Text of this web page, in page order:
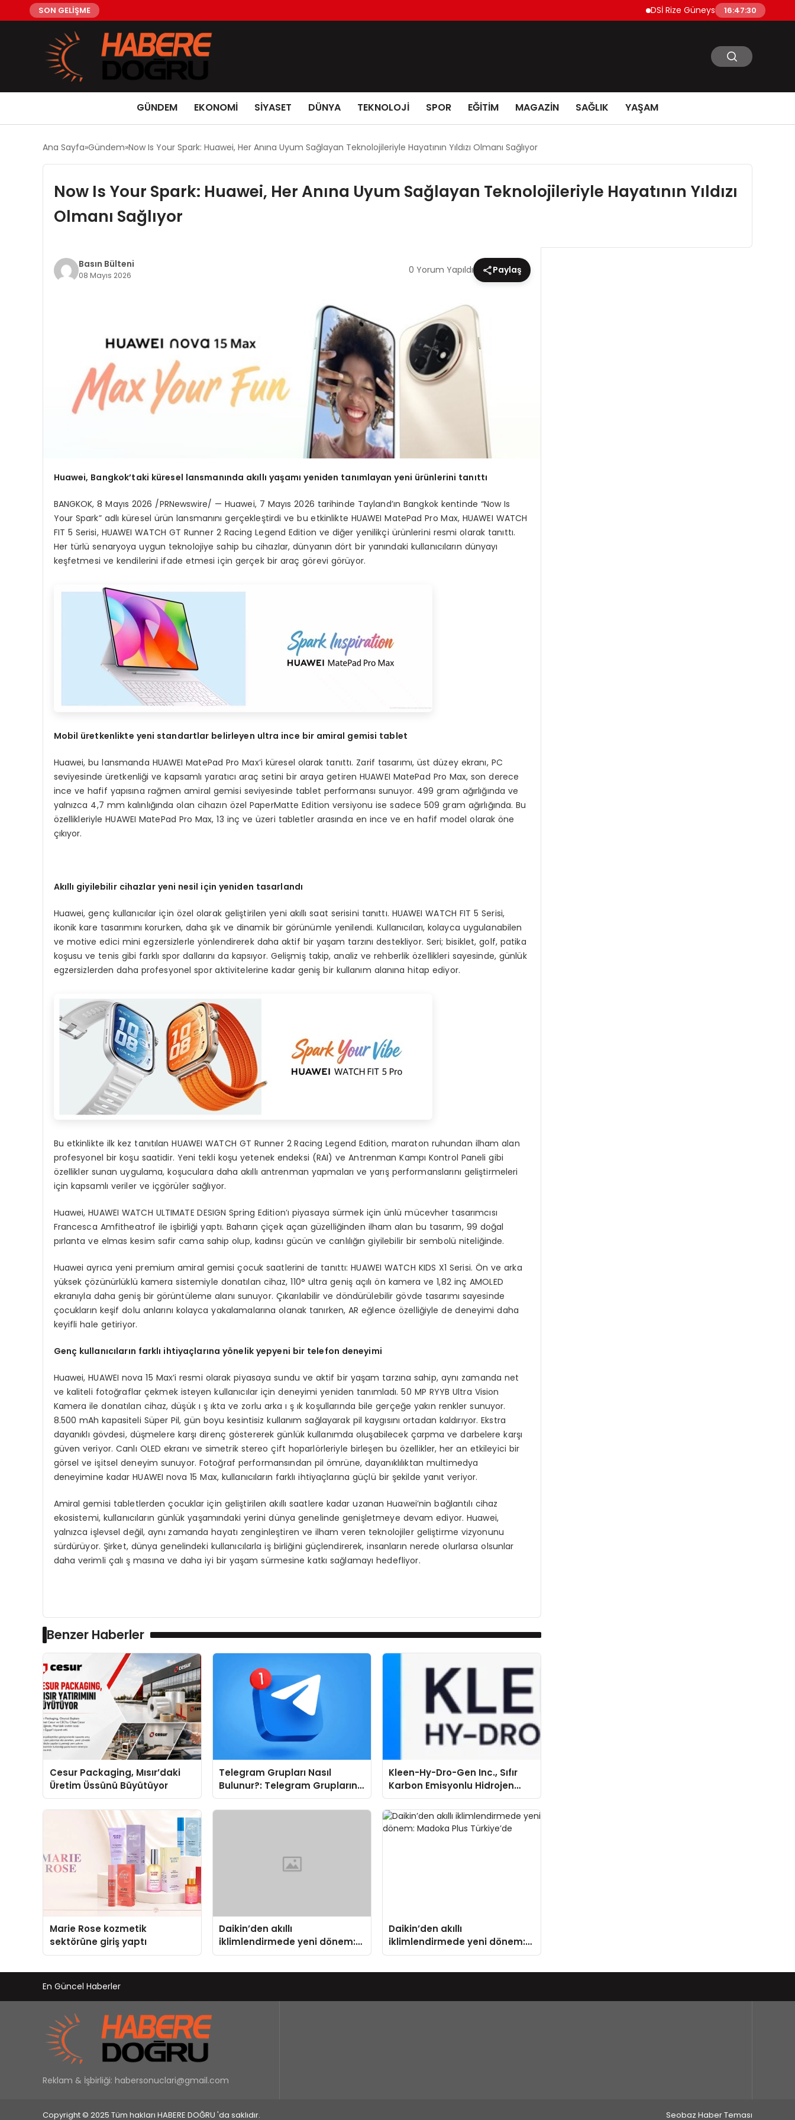
SON GELİŞME DSİ Rize Güneysu İçme Suyu Projesi İçin
16:47:31
GÜNDEM EKONOMİ SİYASET DÜNYA TEKNOLOJİ SPOR EĞİTİM MAGAZİN SAĞLIK YAŞAM
Ana Sayfa Gündem Now Is Your Spark: Huawei, Her Anına Uyum Sağlayan Teknolojileriyle Hayatının Yıldızı Olmanı Sağlıyor
Now Is Your Spark: Huawei, Her Anına Uyum Sağlayan Teknolojileriyle Hayatının Yıldızı
Olmanı Sağlıyor
Basın Bülteni
08 Mayıs 2026 0 Yorum Yapıldı Paylaş
Huawei, Bangkok’taki küresel lansmanında akıllı yaşamı yeniden tanımlayan yeni ürünlerini tanıttı
BANGKOK,8 Mayıs 2026 /PRNewswire/ — Huawei, 7 Mayıs 2026 tarihinde Tayland’ın Bangkok kentinde “Now Is
Your Spark” adlı küresel ürün lansmanını gerçekleştirdi ve bu etkinlikte HUAWEI MatePad Pro Max, HUAWEI WATCH
FIT 5 Serisi, HUAWEI WATCH GT Runner 2 Racing Legend Edition ve diğer yenilikçi ürünlerini resmi olarak tanıttı.
Her türlü senaryoya uygun teknolojiye sahip bu cihazlar, dünyanın dört bir yanındaki kullanıcıların dünyayı
keşfetmesi ve kendilerini ifade etmesi için gerçek bir araç görevi görüyor.
Mobil üretkenlikte yeni standartlar belirleyen ultra ince bir amiral gemisi tablet
Huawei, bu lansmanda HUAWEI MatePad Pro Max’i küresel olarak tanıttı. Zarif tasarımı, üst düzey ekranı, PC
seviyesinde üretkenliği ve kapsamlı yaratıcı araç setini bir araya getiren HUAWEI MatePad Pro Max, son derece
ince ve hafif yapısına rağmen amiral gemisi seviyesinde tablet performansı sunuyor. 499 gram ağırlığında ve
yalnızca 4,7 mm kalınlığında olan cihazın özel PaperMatte Edition versiyonu ise sadece 509 gram ağırlığında. Bu
özellikleriyle HUAWEI MatePad Pro Max, 13 inç ve üzeri tabletler arasında en ince ve en hafif model olarak öne
çıkıyor.
Akıllı giyilebilir cihazlar yeni nesil için yeniden tasarlandı
Huawei, genç kullanıcılar için özel olarak geliştirilen yeni akıllı saat serisini tanıttı. HUAWEI WATCH FIT 5 Serisi,
ikonik kare tasarımını korurken, daha şık ve dinamik bir görünümle yenilendi. Kullanıcıları, kolayca uygulanabilen
ve motive edici mini egzersizlerle yönlendirerek daha aktif bir yaşam tarzını destekliyor. Seri; bisiklet, golf, patika
koşusu ve tenis gibi farklı spor dallarını da kapsıyor. Gelişmiş takip, analiz ve rehberlik özellikleri sayesinde, günlük
egzersizlerden daha profesyonel spor aktivitelerine kadar geniş bir kullanım alanına hitap ediyor.
Bu etkinlikte ilk kez tanıtılan HUAWEI WATCH GT Runner 2 Racing Legend Edition, maraton ruhundan ilham alan
profesyonel bir koşu saatidir. Yeni tekli koşu yetenek endeksi (RAI) ve Antrenman Kampı Kontrol Paneli gibi
özellikler sunan uygulama, koşuculara daha akıllı antrenman yapmaları ve yarış performanslarını geliştirmeleri
için kapsamlı veriler ve içgörüler sağlıyor.
Huawei, HUAWEI WATCH ULTIMATE DESIGN Spring Edition’ı piyasaya sürmek için ünlü mücevher tasarımcısı
Francesca Amfitheatrof ile işbirliği yaptı. Baharın çiçek açan güzelliğinden ilham alan bu tasarım, 99 doğal
pırlanta ve elmas kesim safir cama sahip olup, kadınsı gücün ve canlılığın giyilebilir bir sembolü niteliğinde.
Huawei ayrıca yeni premium amiral gemisi çocuk saatlerini de tanıttı: HUAWEI WATCH KIDS X1 Serisi. Ön ve arka
yüksek çözünürlüklü kamera sistemiyle donatılan cihaz, 110° ultra geniş açılı ön kamera ve 1,82 inç AMOLED
ekranıyla daha geniş bir görüntüleme alanı sunuyor. Çıkarılabilir ve döndürülebilir gövde tasarımı sayesinde
çocukların keşif dolu anlarını kolayca yakalamalarına olanak tanırken, AR eğlence özelliğiyle de deneyimi daha
keyifli hale getiriyor.
Genç kullanıcıların farklı ihtiyaçlarına yönelik yepyeni bir telefon deneyimi
Huawei, HUAWEI nova 15 Max’i resmi olarak piyasaya sundu ve aktif bir yaşam tarzına sahip, aynı zamanda net
ve kaliteli fotoğraflar çekmek isteyen kullanıcılar için deneyimi yeniden tanımladı. 50 MP RYYB Ultra Vision
Kamera ile donatılan cihaz, düşük ı ş ıkta ve zorlu arka ı ş ık koşullarında bile gerçeğe yakın renkler sunuyor.
8.500 mAh kapasiteli Süper Pil, gün boyu kesintisiz kullanım sağlayarak pil kaygısını ortadan kaldırıyor. Ekstra
dayanıklı gövdesi, düşmelere karşı direnç göstererek günlük kullanımda oluşabilecek çarpma ve darbelere karşı
güven veriyor. Canlı OLED ekranı ve simetrik stereo çift hoparlörleriyle birleşen bu özellikler, her an etkileyici bir
görsel ve işitsel deneyim sunuyor. Fotoğraf performansından pil ömrüne, dayanıklılıktan multimedya
deneyimine kadar HUAWEI nova 15 Max, kullanıcıların farklı ihtiyaçlarına güçlü bir şekilde yanıt veriyor.
Amiral gemisi tabletlerden çocuklar için geliştirilen akıllı saatlere kadar uzanan Huawei’nin bağlantılı cihaz
ekosistemi, kullanıcıların günlük yaşamındaki yerini dünya genelinde genişletmeye devam ediyor. Huawei,
yalnızca işlevsel değil, aynı zamanda hayatı zenginleştiren ve ilham veren teknolojiler geliştirme vizyonunu
sürdürüyor. Şirket, dünya genelindeki kullanıcılarla iş birliğini güçlendirerek, insanların nerede olurlarsa olsunlar
daha verimli çalı ş masına ve daha iyi bir yaşam sürmesine katkı sağlamayı hedefliyor.
Benzer Haberler
Cesur Packaging, Mısır’daki
Üretim Üssünü Büyütüyor
Telegram Grupları Nasıl
Bulunur?: Telegram Gruplarını
Kategorilere Göre Keşfedin
Kleen-Hy-Dro-Gen Inc., Sıfır
Karbon Emisyonlu Hidrojen
Isıtma Teknolojisinde ISO ve
TSSA Düzenleyici Onaylarını
Aldı
Marie Rose kozmetik
sektörüne giriş yaptı
Daikin’den akıllı
iklimlendirmede yeni dönem:
Madoka Plus Türkiye’de
Daikin’den akıllı
iklimlendirmede yeni dönem:
Madoka Plus Türkiye’de
En Güncel Haberler
Reklam & İşbirliği: habersonuclari@gmail.com
Copyright © 2025 Tüm hakları HABERE DOĞRU 'da saklıdır. Seobaz Haber Teması